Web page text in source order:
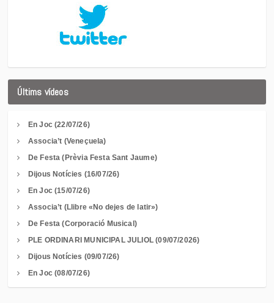
Últims vídeos
En Joc (22/07/26)
Associa’t (Veneçuela)
De Festa (Prèvia Festa Sant Jaume)
Dijous Notícies (16/07/26)
En Joc (15/07/26)
Associa’t (Llibre «No dejes de latir»)
De Festa (Corporació Musical)
PLE ORDINARI MUNICIPAL JULIOL (09/07/2026)
Dijous Notícies (09/07/26)
En Joc (08/07/26)